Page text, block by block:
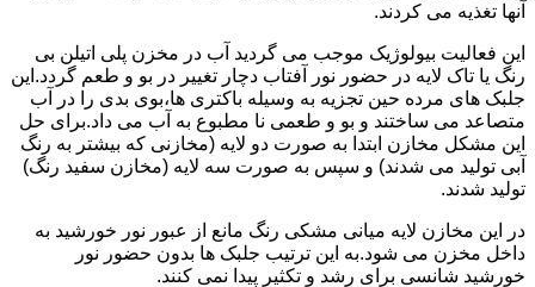
آنها تغذیه می کردند.
این فعالیت بیولوژیک موجب می گردید آب در مخزن پلی اتیلن بی
رنگ یا تاک لایه در حضور نور آفتاب دچار تغییر در بو و طعم گردد.این
جلبک های مرده حین تجزیه به وسیله باکتری ها،بوی بدی را در آب
متصاعد می ساختند و بو و طعمی نا مطبوع به آب می داد.برای حل
این مشکل مخازن ابتدا به صورت دو لایه (مخازنی که بیشتر به رنگ
آبی تولید می شدند) و سپس به صورت سه لایه (مخازن سفید رنگ)
تولید شدند.
در این مخازن لایه میانی مشکی رنگ مانع از عبور نور خورشید به
داخل مخزن می شود.به این ترتیب جلبک ها بدون حضور نور
خورشید شانسی برای رشد و تکثیر پیدا نمی کنند.